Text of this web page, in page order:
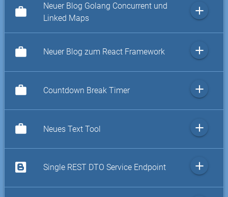
work
Neuer Blog Golang Concurrent und
Linked Maps
add
work Neuer Blog zum React Framework add
work Countdown Break Timer add
work Neues Text Tool add
Single REST DTO Service Endpoint add